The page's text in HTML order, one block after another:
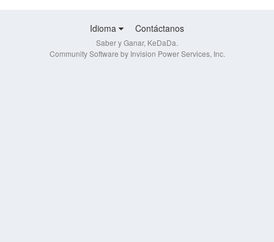
Idioma Contáctanos
Saber y Ganar, KeDaDa.
Community Software by Invision Power Services, Inc.